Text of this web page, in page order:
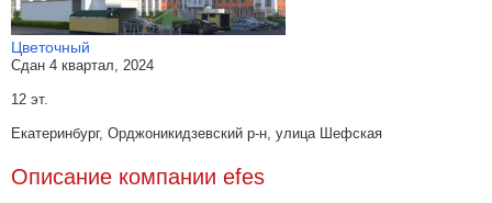
Цветочный
Сдан 4 квартал, 2024
12 эт.
Екатеринбург, Орджоникидзевский р-н, улица Шефская
Описание компании efes